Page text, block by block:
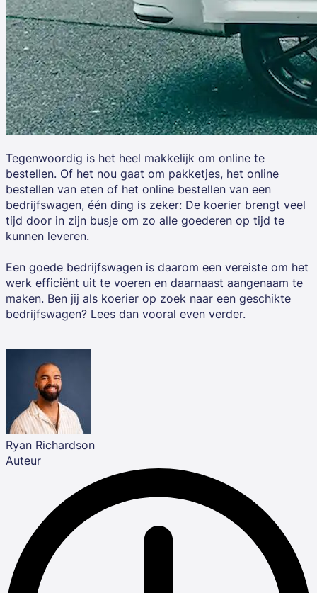
Tegenwoordig is het heel makkelijk om online te
bestellen. Of het nou gaat om pakketjes, het online
bestellen van eten of het online bestellen van een
bedrijfswagen, één ding is zeker: De koerier brengt veel
tijd door in zijn busje om zo alle goederen op tijd te
kunnen leveren.
Een goede bedrijfswagen is daarom een vereiste om het
werk efficiënt uit te voeren en daarnaast aangenaam te
maken. Ben jij als koerier op zoek naar een geschikte
bedrijfswagen? Lees dan vooral even verder.
Ryan Richardson
Auteur